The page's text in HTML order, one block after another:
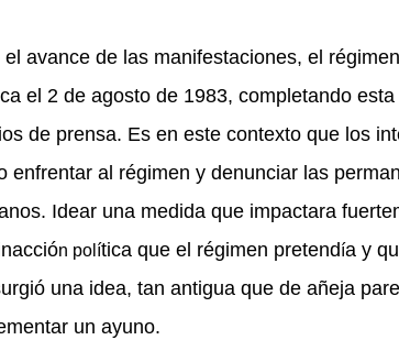
el avance de las manifestaciones, el ré
el 2 de agosto de 1983, completando
de prensa. Es en este contexto que los
enfrentar al régimen y denunciar las
Idear una medida que impactara
n política que el régimen pretendía y
ó una idea, tan antigua que de añeja
un ayuno.